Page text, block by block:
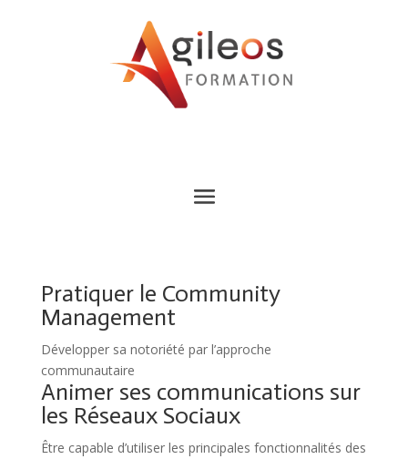
Pratiquer le Community
Management
Développer sa notoriété par l’approche
communautaire
Animer ses communications sur
les Réseaux Sociaux
Être capable d’utiliser les principales fonctionnalités des